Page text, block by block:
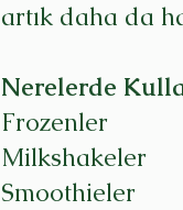
artık daha da
Nerelerde
Frozenler
Milkshakeler
Smoothieler